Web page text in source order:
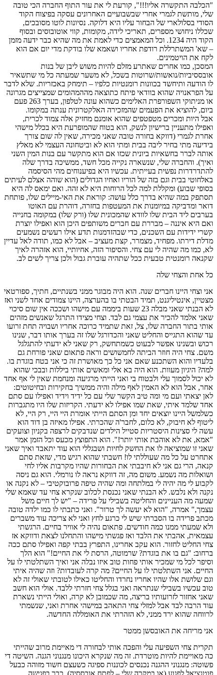
"הכלבה התקשרה אליו!!!", קורעת לי את עור התוף החברה הכי טובה
שלי, מותשת לגמרי אחרי שבשבועיים האחרונים עסקה בפיצוח הקוד
הסודי בסלולארי של הבחור עליו היא דלוקה. נסיונות לוטו מסובכים,
שכללו ניחושי מספרים, תאריכי לידה, מקומות, קווי אוטובוסים ובסוף
הקוד היה 1234. וכל המאמצים כדי לאמת את מה שהיא כבר ידעה מזמן
– שא' המשתרללת רודפת אחריו ושאמא שלו בודקת מדי יום אם הוא
לקח את הויטמינים.
המסכן, כמו אחרים שאתרע מזלם להיות משוש ליבן של בנות
אובססיביות/נואשות/שרוטות בשכל, לא משער שמעתה כל מי שתשאיר
לו הודעה ותיחשד בכוונות רומנטיות כלפיו – תימחק באכזריות. שלא לדבר
על הפראנויה שהוא בוודאי פיתח כתוצאה מההמהומים שמצייצים מגרונה
או מניתוקי השפורפרת האלימים כשהוא עונה לטלפון, בערך 263 פעם
ביום, להוציא את הפעמים שהמזכירה האלקטרונית ענתה במקומו.
אבל היות ומכרים מטפטפים שהוא אומנם מחזיק אלה צמוד לכרית,
ואפילו מתעניין ברישיון לנשק, הוא בטוח שהמופרעת היא בכלל מישהי
אחרת לגמרי (דווקא בחורה טובה שאני מכירה, שאין לה שום צורך
בידיעה מתי בחיר ליבה בבית ומתי הוא לא וביטחונה העצמי לא מאלץ
אותה לברר בחשאיות ביונית שכזו אם הוא מתקשר עם בנות המין השני
ואיך). והחברה שלי, שנשארה נקייה מכל חשד, ממשיכה בדרך שלה
להתדרדרות נפשית בעייתית. עכשיו היא בפיענוחים מהי הסיסמה
באלחוטי בבית וגם בזה של הוריו ואחיו הגדולים (הוא שוהה אצלם לעיתים
בסופי שבוע) ומקללת למה לכל הרוחות היא לא זהה. ואם ימאס לה היא
תסתפק במה שהיא בדרך כלל עושה: קוראת את האי-מיילים שלו, פותחת
דואר ומדביקה במיומנות את המעטפות בחזרה, דוהרת עם האוטו
בערבים ליד הבית שלו לוודא שהמכונית שלו (ורק שלו) במקומה בחנייה
ואם היא איננה – מבררת עם חברים משותפים היכן הוא ואפילו יוצרת
קשרי ידידות עם השכנים, כדי שבהזדמנות תדע אילו רעשים נשמעים
מדלת דירתו. מפחיד, מצמרר, קצת מעציב – אבל לא כמו, תודה לאל עדיין
לא, כמו מה שהיה לי עם צחי. והסיפור הזה, אחיותיי, הוא אזהרה לאיך
שקנאה רומנטית טבעית ככל שתהיה עוברת גבול ולכן צריך לשים לב.
כל אחת והצחי שלה
אני וצחי היינו חברים שנה. הוא היה מבוגר ממני בשנתיים, חתיך, ספורטאי
מצטיין, אינטיליגנט, תמיד הבטתי בו בהערצה, היינו צמודים אחד לשני ואז
לא הבנתי שאני מבלה 23 שעות ביממה עם מישהו ושככה אין שום סיכוי
שאני אלמד להכיר את עצמי גם לבד. וצחי מצידו התרגל שאנשים מזהים
אותי בתור החברה שלו, צל, זאת שתמיד כרוכה אחריו ושבויה תחת זרועו
עד שהוא התגייס והחליט שאני והכדורגל שלו זה בערך אותו דבר, שנינו
רכוש ובשנינו אפשר לבעוט כשמתחשק, רק שאני לא ידעתי להתגלגל
משם. צחי היה חוזר הביתה לחמשושים וראה פתאום שאני פורחת גם
בלעדיו והוא השתכנע שאם אני כל כך מאושרת זה כי אני בטח בוגדת בו.
למה? היגיון מעוות. הוא היה בא אלי ומאשים אותי ביללות ובבכי שהוא
לא יכול לסמוך עלי ולבטוח בי ואני הייתי מרגיעה ומנחמת שאין לי אף אחד
אחר, אבל הוא לא האמין לאף מילה והיה ממשיך בחקירות ובחיטוטים:
לאן יצאתי ועם מי ומה טיב הקשר שלי עם כל ידיד וידיד ואפילו עם סתם
אחד שלמד איתי, שאת שמו אפילו לא ידעתי. הקריזות שלו היו מתגברות
כשלמשל היינו יוצאים יחד ומן הסתם הייתי אומרת היי היי, רק היי, לא
ליטוף לא חיבוק, לא כלום, לחבר'ה שהכרתי. אפילו מאיזה בן דוד הוא
עשה לי סצינות היסטריות סטייל הילדים שנדבקים לרצפה בקניון וצועקים
"אמא, את לא אוהבת אותי יותר!". הוא התפוצץ מכעס וכל הזמן אמר
שאני זו שמוציאה לו את החשק לחיות ושבגללי הוא עוד יתאבד ואיך שאני
אתחרט על כל מה שעוללתי לו! חשבתי שהוא רגיש מדי, שזאת סתם
קנאה, הרי גם אני לא חיבבתי את הבחורות שהיו מקרבות אליו לחי
ושואלות מה נשמע. משום מה, זה דווקא נראה לו נורמלי. הוא גם ניסה
לקבוע לי מה יהיה לי במלתחה ומה שהיה טיפה פרובוקטיבי – לא נקנה או
נקנה ולא נלבש. לא הבנתי שאני נכנסת לכלוב שנקרא צחי עד שאמא שלי
שמעה מה העניינים והחליטה בשבילי על פרידה – "יש לך חיים משל
עצמך," אמרה, "הוא לא יעשה לך טרור". ואני כתבתי לו כמו ילדה טובה
מכתב פרידה בו הסברתי שיש לי כרגע לחץ ואני לא צריכה עוד משברים
ולא שמעתי ממנו כמה חודשים. פתאום נהיה לי אוויר בחיים. הרגשתי
עצמאית, אהבתי את הלבד ואז פגשתי מישהו והתחלנו לצאת ודווקא אז
צחי החליט לחזור. הוא עקב אחרינו, התפרץ בבתי קפה ואפילו סתם ככה
ברחוב: "גם בו את בוגדת? שרמוטה, הרסת לי את החיים!" הוא הלך
וסיפר לכל מי שמכיר אותי פחות טוב איזו נבלה אני ואיך השתלטתי לו על
החיים. אני השתלטתי לו על החיים? מה קרה לעובדות? וזה שהיה איתי
וגם שלושת אלו שהיו אחריו נחרדו והחליטו כאילו לטובתי שאולי זה לא
טוב עכשיו בשבילי שנתראה ואני בגלל צחי חזרתי ללבד. אולי הוא חשב
שאני אחזור לזרועותיו בריצה, מה שכמובן לא קרה, ואולי הייתי נשארת
עוד הרבה לבד אבל למזלי צחי התאהב במישהי אחרת ואני, שנשמתי
לרווחה שהוא ירד ממני, לא הזהרתי את האומללה החדשה.
אני מריחה את האובסשן ממטר
תקרית צחי השפיעה עלי והפכה אותי לבחורה די מאיימת מרוב שהייתי
כה מאויימת להיות מוטרדת. זה מה שנקרא היכונו מנגנוני הגנה. השיטה די
פשוטה: מנגנוני ההגנה נכנסים לכוננות ספיגה כשעצם חשוד מזוהה כבעל
פוטנציאל לפגוע (או במקרה שלי – לפתח אובססיה). כבר בפגישה